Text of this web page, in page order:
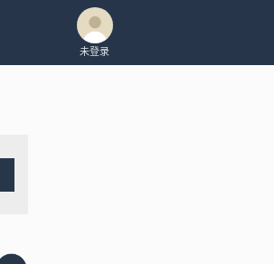
未登录